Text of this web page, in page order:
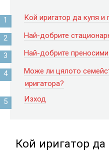
Кой иригатор да купя и
Най-добрите
Най-добрите преносими
Може ли цялото
иригатора?
Изход
Кой иригатор да